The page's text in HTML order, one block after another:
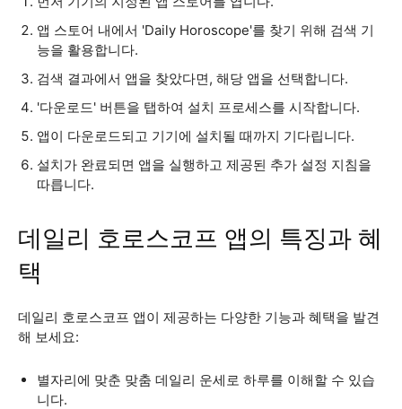
앱 스토어 내에서 'Daily Horoscope'를 찾기 위해 검색 기
능을 활용합니다.
검색 결과에서 앱을 찾았다면, 해당 앱을 선택합니다.
'다운로드' 버튼을 탭하여 설치 프로세스를 시작합니다.
앱이 다운로드되고 기기에 설치될 때까지 기다립니다.
설치가 완료되면 앱을 실행하고 제공된 추가 설정 지침을
따릅니다.
데일리 호로스코프 앱의 특징과 혜
택
데일리 호로스코프 앱이 제공하는 다양한 기능과 혜택을 발견
해 보세요:
별자리에 맞춘 맞춤 데일리 운세로 하루를 이해할 수 있습
니다.